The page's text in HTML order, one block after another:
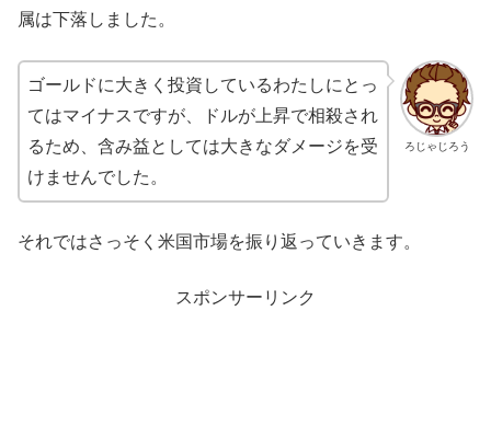
属は下落しました。
ろじゃじろう
ゴールドに大きく投資しているわたしにとっ
てはマイナスですが、ドルが上昇で相殺され
るため、含み益としては大きなダメージを受
けませんでした。
それではさっそく米国市場を振り返っていきます。
スポンサーリンク